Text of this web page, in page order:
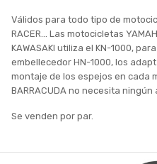
Válidos para todo tipo de
RACER... Las motocicletas
KAWASAKI utiliza el KN-1000,
embellecedor HN-1000, los
montaje de los espejos en cada
BARRACUDA no necesita ningún
Se venden por par.